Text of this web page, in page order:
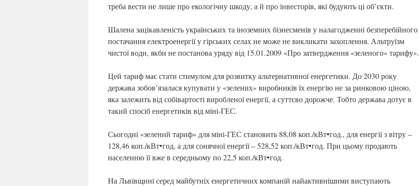
треба вести не лише про екологічну шкоду, а й про інвесторів, які будують ці об’єкти.
Шалена зацікавленість українських та іноземних бізнесменів у налагодженні безперебійного
постачання електроенергії у гірських селах не може не викликати захоплення. Альтруїзм
чистої води, якби не постанова уряду від 15.01.2009 «Про затвердження «зеленого» тарифу».
Цей тариф має стати стимулом для розвитку альтернативної енергетики. До 2030 року
держава зобов’язалася купувати у «зелених» виробників їх енергію не за ринковою ціною,
яка залежить від собівартості виробленої енергії, а суттєво дорожче. Тобто держава дотує в
такий спосіб енергетиків від міні-ГЕС.
Сьогодні «зелений тариф» для міні-ГЕС становить 88,08 коп./кВт•год., для енергії з вітру –
128,46 коп./кВт•год, а для сонячної енергії – 528,52 коп./кВт•год. При цьому продають
населенню її вже в середньому по 22,5 коп./кВт•год.
На Львівщині серед майбутніх енергетичних компаній найактивнішими виступають